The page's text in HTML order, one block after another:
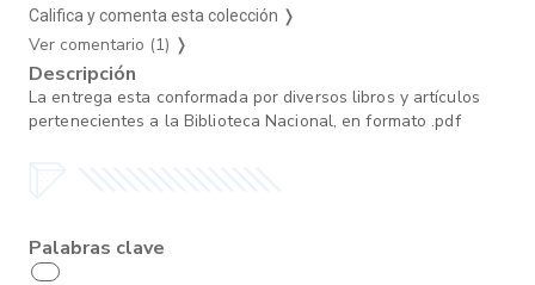
Califica y comenta esta colección ❭
Ver comentario (1) ❭
Descripción
La entrega esta conformada por diversos libros y artículos
pertenecientes a la Biblioteca Nacional, en formato .pdf
Palabras clave